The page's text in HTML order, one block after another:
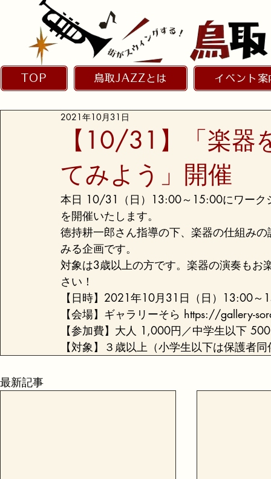
TOP 鳥取JAZZとは イベント案
【10/31】「楽器
てみよう」開催
2021年10月31日
本日 10/31（日）13:00～15:00にワーク
を開催いたします。
徳持耕一郎さん指導の下、楽器の仕組み
みる企画です。
対象は3歳以上の方です。楽器の演奏もお
さい！
【日時】2021年10月31日（日）13:00～
【会場】ギャラリーそら https://gallery-
【参加費】大人 1,000円／中学生以下
【対象】３歳以上（小学生以下は保護者
最新記事